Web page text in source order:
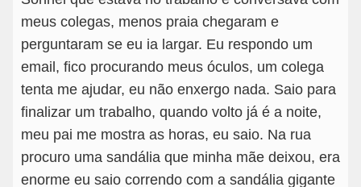
meus colegas, menos praia chegaram e
perguntaram se eu ia largar. Eu respondo um
email, fico procurando meus óculos, um colega
tenta me ajudar, eu não enxergo nada. Saio para
finalizar um trabalho, quando volto já é a noite,
meu pai me mostra as horas, eu saio. Na rua
procuro uma sandália que minha mãe deixou, era
enorme eu saio correndo com a sandália gigante